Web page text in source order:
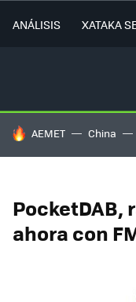
ANÁLISIS XATAKA
HOY SE HABLA DE
AEMET China
PocketDAB,
ahora con